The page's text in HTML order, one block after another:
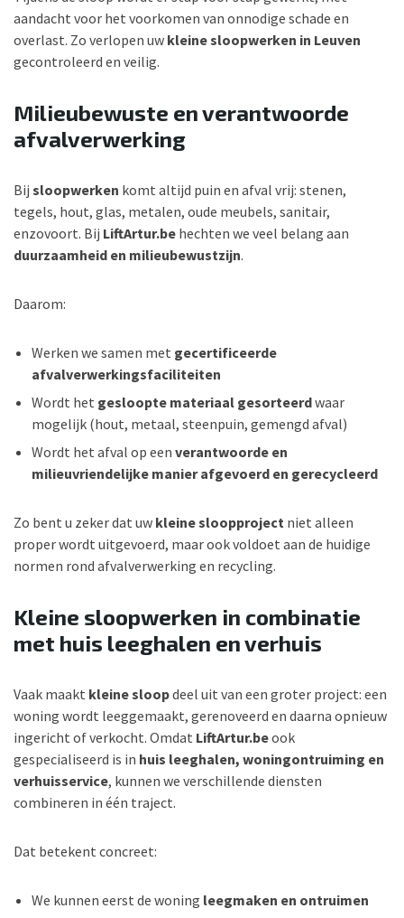
aandacht voor het voorkomen van onnodige schade en
overlast. Zo verlopen uw kleine sloopwerken in Leuven
gecontroleerd en veilig.
Milieubewuste en verantwoorde
afvalverwerking
Bij sloopwerken komt altijd puin en afval vrij: stenen,
tegels, hout, glas, metalen, oude meubels, sanitair,
enzovoort. Bij LiftArtur.be hechten we veel belang aan
duurzaamheid en milieubewustzijn.
Daarom:
Werken we samen met gecertificeerde
afvalverwerkingsfaciliteiten
Wordt het gesloopte materiaal gesorteerdwaar
mogelijk (hout, metaal, steenpuin, gemengd afval)
Wordt het afval op een verantwoorde en
milieuvriendelijke manier afgevoerd en gerecycleerd
Zo bent u zeker dat uw kleine sloopproject niet alleen
proper wordt uitgevoerd, maar ook voldoet aan de huidige
normen rond afvalverwerking en recycling.
Kleine sloopwerken in combinatie
met huis leeghalen en verhuis
Vaak maakt kleine sloopdeel uit van een groter project: een
woning wordt leeggemaakt, gerenoveerd en daarna opnieuw
ingericht of verkocht. Omdat LiftArtur.beook
gespecialiseerd is in huis leeghalen, woningontruiming en
verhuisservice, kunnen we verschillende diensten
combineren in één traject.
Dat betekent concreet:
We kunnen eerst de woning leegmaken en ontruimen